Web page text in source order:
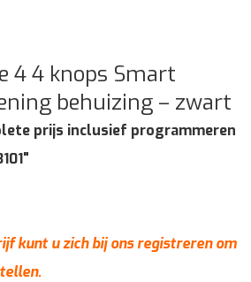
4 4 knops Smart
behuizing – zwart
prijs inclusief programmeren
kunt u zich bij ons registreren om